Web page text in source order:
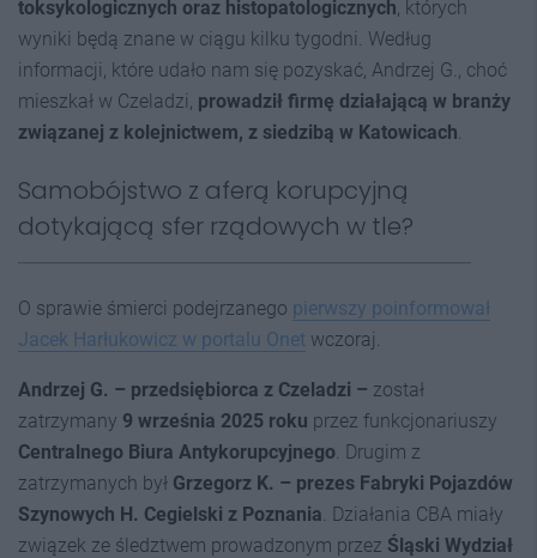
toksykologicznych oraz histopatologicznych , których
wyniki będą znane w ciągu kilku tygodni. Według
informacji, które udało nam się pozyskać, Andrzej G., choć
mieszkał w Czeladzi, prowadził firmę działającą w branży
związanej z kolejnictwem, z siedzibą w Katowicach
Samobójstwo z aferą korupcyjną
dotykającą sfer rządowych w tle?
O sprawie śmierci podejrzanego pierwszy poinformował
Jacek Harłukowicz w portalu Onet wczoraj.
Andrzej G. – przedsiębiorca z Czeladzi – został
zatrzymany 9 września 2025 roku przez funkcjonariuszy
Centralnego Biura Antykorupcyjnego . Drugim z
zatrzymanych był Grzegorz K. – prezes Fabryki Pojazdów
Szynowych H. Cegielski z Poznania . Działania CBA miały
związek ze śledztwem prowadzonym przez Śląski Wydział